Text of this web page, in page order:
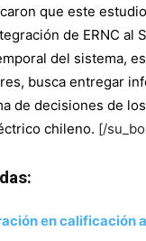
que este
de ERNC
del sistema,
busca entregar
de decisiones de
chileno. [/
en calificación